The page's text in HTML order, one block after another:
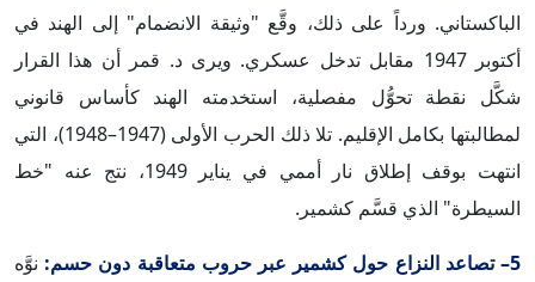
الباكستاني. ورداً على ذلك، وقَّع "وثيقة الانضمام" إلى الهند في
أكتوبر 1947 مقابل تدخل عسكري. ويرى د. قمر أن هذا القرار
شكَّل نقطة تحوُّل مفصلية، استخدمته الهند كأساس قانوني
لمطالبتها بكامل الإقليم. تلا ذلك الحرب الأولى (1947–1948)، التي
انتهت بوقف إطلاق نار أممي في يناير 1949، نتج عنه "خط
السيطرة" الذي قسَّم كشمير.
5– تصاعد النزاع حول كشمير عبر حروب متعاقبة دون حسم:
نوَّه